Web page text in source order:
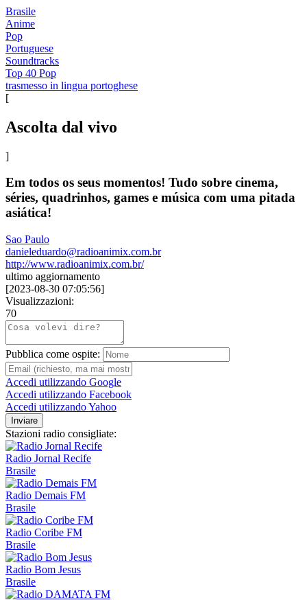
Brasile
Anime
Pop
Portuguese
Soundtracks
Top 40 Pop
trasmesso in lingua portoghese
[
Ascolta dal vivo
]
Em todos os seus momentos! Tudo sobre cinema,
séries, quadrinhos, games e música com uma pitada
asiática!
Sao Paulo
danieleduardo@radioanimix.com.br
http://www.radioanimix.com.br/
ultimo aggiornamento
[2023-08-30 07:05:56]
Visualizzazioni:
70
Pubblica come ospite:
Accedi utilizzando Google
Accedi utilizzando Facebook
Accedi utilizzando Yahoo
Inviare
Stazioni radio consigliate:
Radio Jornal Recife
Brasile
Radio Demais FM
Brasile
Radio Coribe FM
Brasile
Radio Bom Jesus
Brasile